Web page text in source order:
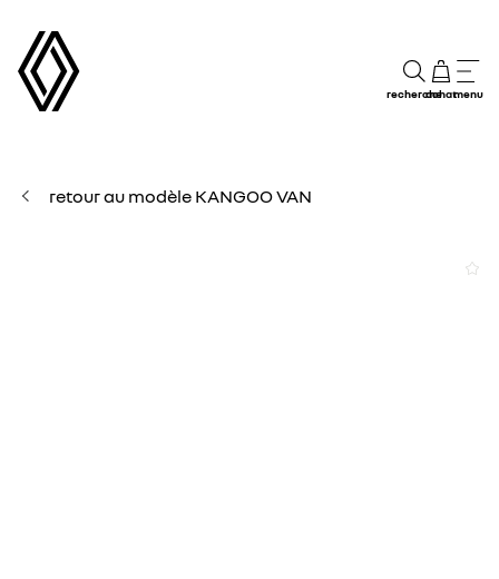
rechercheachatmenu
retour au modèle KANGOO VAN